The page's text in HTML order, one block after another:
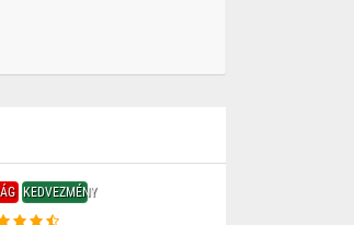
KEDVEZMÉNY